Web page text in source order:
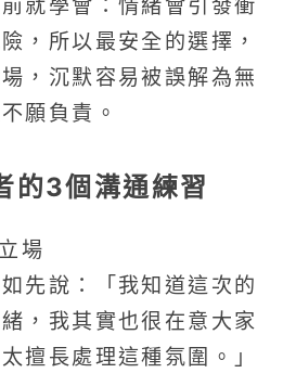
就學會：情緒會引發衝
，所以最安全的選擇，
，沉默容易被誤解為無
願負責。
的3個溝通練習
場
先說：「我知道這次的
，我其實也很在意大家
擅長處理這種氛圍。」